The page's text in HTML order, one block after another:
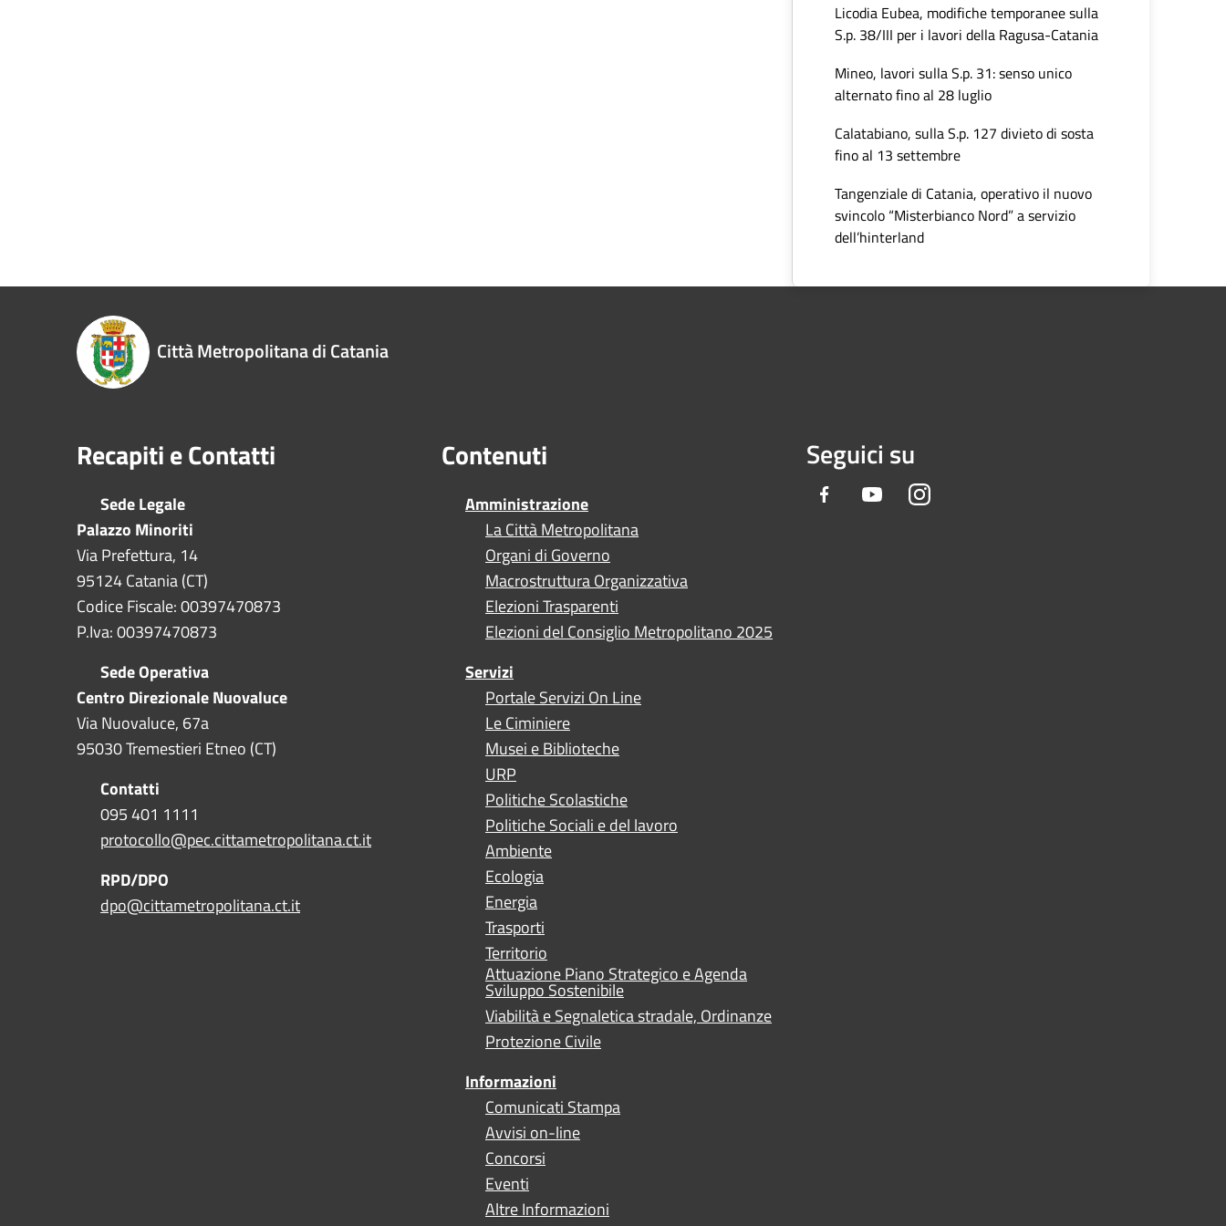
Licodia Eubea, modifiche temporanee sulla
S.p. 38/III per i lavori della Ragusa-Catania
Mineo, lavori sulla S.p. 31: senso unico
alternato fino al 28 luglio
Calatabiano, sulla S.p. 127 divieto di sosta
fino al 13 settembre
Tangenziale di Catania, operativo il nuovo
svincolo “Misterbianco Nord” a servizio
dell’hinterland
Città Metropolitana di Catania
Recapiti e Contatti
Sede Legale
Palazzo Minoriti
Via Prefettura, 14
95124 Catania (CT)
Codice Fiscale: 00397470873
P.Iva: 00397470873
Sede Operativa
Centro Direzionale Nuovaluce
Via Nuovaluce, 67a
95030 Tremestieri Etneo (CT)
Contatti
095 401 1111
protocollo@pec.cittametropolitana.ct.it
RPD/DPO
dpo@cittametropolitana.ct.it
Contenuti
Amministrazione
La Città Metropolitana
Organi di Governo
Macrostruttura Organizzativa
Elezioni Trasparenti
Elezioni del Consiglio Metropolitano 2025
Servizi
Portale Servizi On Line
Le Ciminiere
Musei e Biblioteche
URP
Politiche Scolastiche
Politiche Sociali e del lavoro
Ambiente
Ecologia
Energia
Trasporti
Territorio
Attuazione Piano Strategico e Agenda
Sviluppo Sostenibile
Viabilità e Segnaletica stradale, Ordinanze
Protezione Civile
Informazioni
Comunicati Stampa
Avvisi on-line
Concorsi
Eventi
Altre Informazioni
Seguici su
Facebook YoutubeInstagram